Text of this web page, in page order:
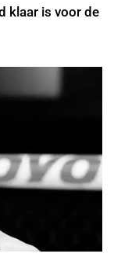
klaar is voor de